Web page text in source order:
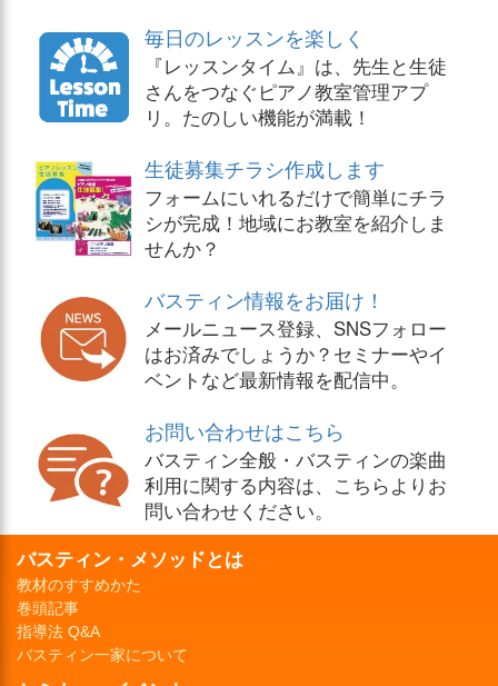
毎日のレッスンを楽しく
『レッスンタイム』は、先生と生徒
さんをつなぐピアノ教室管理アプ
リ。たのしい機能が満載！
生徒募集チラシ作成します
フォームにいれるだけで簡単にチラ
シが完成！地域にお教室を紹介しま
せんか？
バスティン情報をお届け！
メールニュース登録、SNSフォロー
はお済みでしょうか？セミナーやイ
ベントなど最新情報を配信中。
お問い合わせはこちら
バスティン全般・バスティンの楽曲
利用に関する内容は、こちらよりお
問い合わせください。
バスティン・メソッドとは
教材のすすめかた
巻頭記事
指導法 Q&A
バスティン一家について